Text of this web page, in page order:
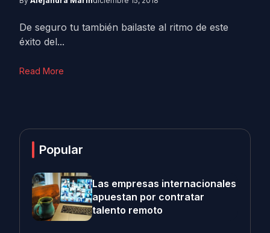
De seguro tu también bailaste al ritmo de este
éxito del...
Read More
Popular
Las empresas internacionales
apuestan por contratar
talento remoto